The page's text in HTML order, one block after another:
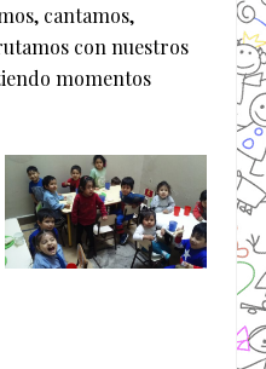
cantamos,
con nuestros
momentos